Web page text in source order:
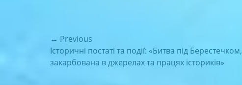
Навігація
записів
← Previous
Previous
post:
Історичні постаті та події: «Битва під Берестечком,
закарбована в джерелах та працях істориків»